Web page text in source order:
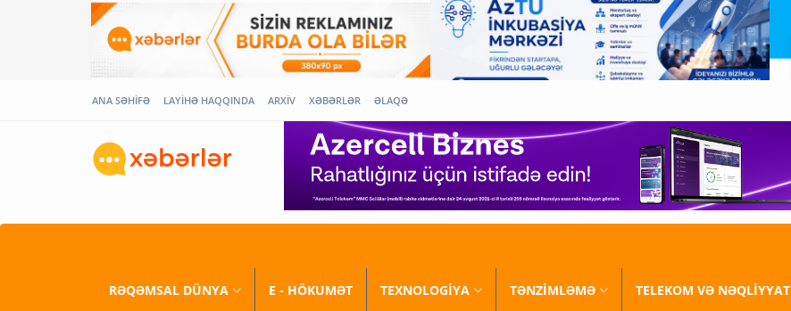
ANA SƏHİFƏ LAYİHƏ HAQQINDA ARXİV XƏBƏRLƏR ƏLAQƏ
RƏQƏMSAL DÜNYA E - HÖKUMƏT TEXNOLOGİYA TƏNZİMLƏMƏ TELEKOM VƏ NƏQLİYYAT